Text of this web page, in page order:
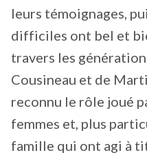
leurs témoignages,
difficiles ont bel et
travers les
Cousineau et de
reconnu le rôle joué
femmes et, plus
famille qui ont agi à